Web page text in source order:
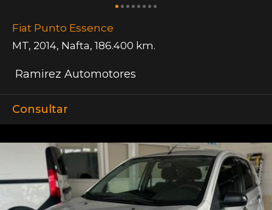
Fiat Punto Essence
MT, 2014, Nafta, 186.400 km.
Ramirez Automotores
Consultar